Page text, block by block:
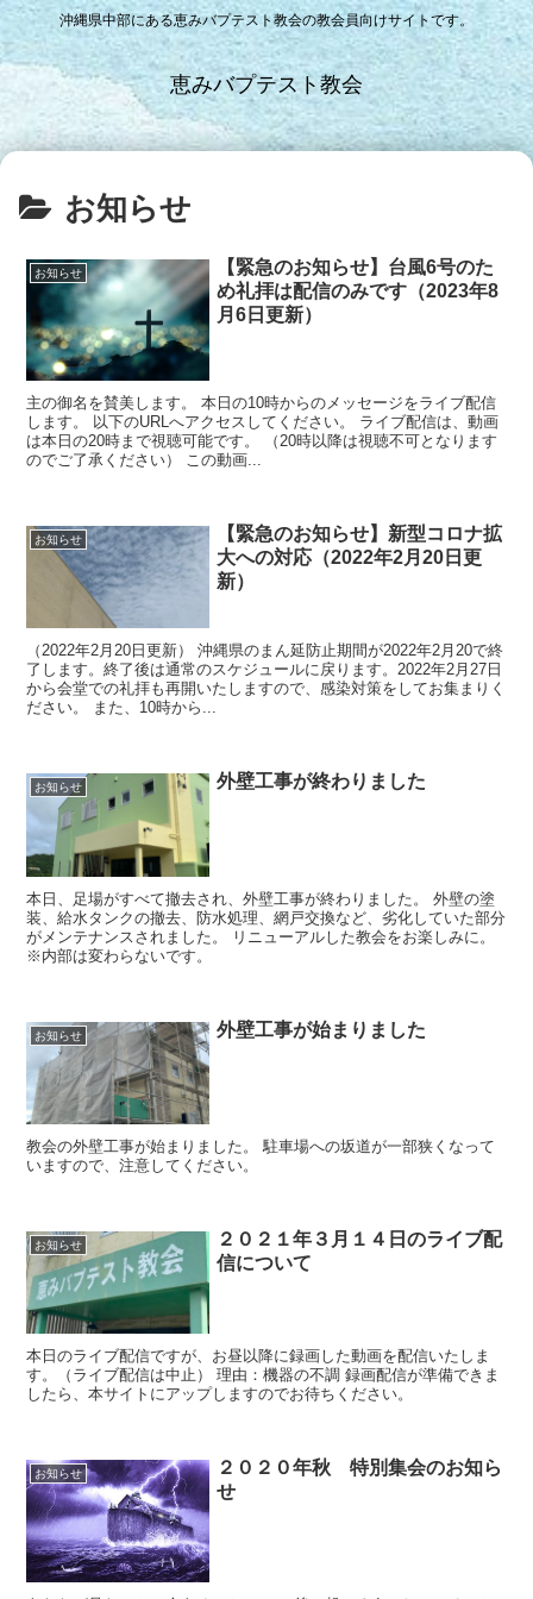
沖縄県中部にある恵みバプテスト教会の教会員向けサイトです。
恵みバプテスト教会
お知らせ
お知らせ
【緊急のお知らせ】台風6号のた
め礼拝は配信のみです（2023年8
月6日更新）
主の御名を賛美します。 本日の10時からのメッセージをライブ配信
します。 以下のURLへアクセスしてください。 ライブ配信は、動画
は本日の20時まで視聴可能です。 （20時以降は視聴不可となります
のでご了承ください） この動画...
お知らせ
【緊急のお知らせ】新型コロナ拡
大への対応（2022年2月20日更
新）
（2022年2月20日更新） 沖縄県のまん延防止期間が2022年2月20で終
了します。終了後は通常のスケジュールに戻ります。2022年2月27日
から会堂での礼拝も再開いたしますので、感染対策をしてお集まりく
ださい。 また、10時から...
お知らせ 外壁工事が終わりました
本日、足場がすべて撤去され、外壁工事が終わりました。 外壁の塗
装、給水タンクの撤去、防水処理、網戸交換など、劣化していた部分
がメンテナンスされました。 リニューアルした教会をお楽しみに。
※内部は変わらないです。
お知らせ 外壁工事が始まりました
教会の外壁工事が始まりました。 駐車場への坂道が一部狭くなって
いますので、注意してください。
お知らせ
２０２１年３月１４日のライブ配
信について
本日のライブ配信ですが、お昼以降に録画した動画を配信いたしま
す。（ライブ配信は中止） 理由：機器の不調 録画配信が準備できま
したら、本サイトにアップしますのでお待ちください。
お知らせ
２０２０年秋 特別集会のお知ら
せ